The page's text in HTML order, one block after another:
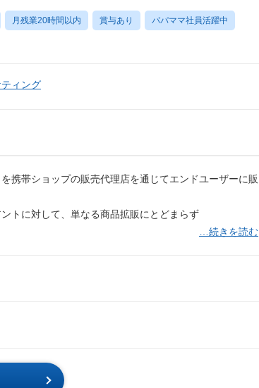
月残業20時間以内 賞与あり パパママ社員活躍中
ィング
携帯ショップの販売代理店を通じてエンドユーザーに販
トに対して、単なる商品拡販にとどまらず
…続きを読む